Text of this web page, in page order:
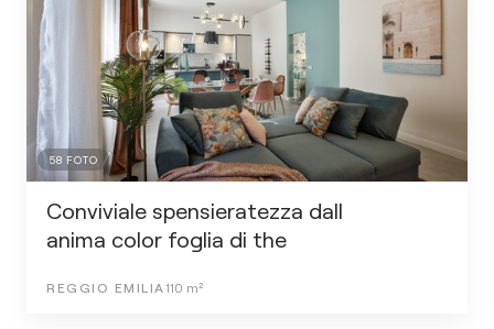
58 FOTO
Conviviale spensieratezza dall
anima color foglia di the
REGGIO EMILIA 110 m²